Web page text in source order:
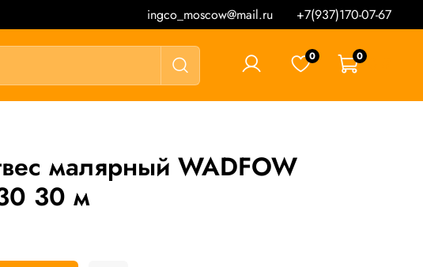
ingco_moscow@mail.ru +7(937)170-07-67
0 0
малярный WADFOW
30 м